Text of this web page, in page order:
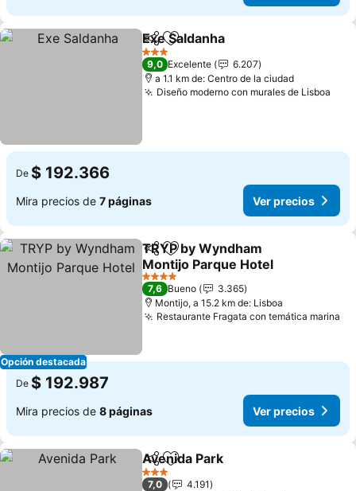
CompartirAgregar a favoritos
Exe Saldanha
3 Estrellas
9,0 Excelente
6.207
a 1.1 km de: Centro de la ciudad
Diseño moderno con murales de Lisboa
De $ 192.366
Mira precios de 7 páginas Ver precios
Opción destacada
CompartirAgregar a favoritos
TRYP by Wyndham
Montijo Parque Hotel
Ver precios
4 Estrellas
7,6 Bueno
3.365
Montijo, a 15.2 km de: Lisboa
Restaurante Fragata con temática marina
De $ 192.987
Mira precios de 8 páginas Ver precios
CompartirAgregar a favoritos
Avenida Park
3 Estrellas
7,0
4.191